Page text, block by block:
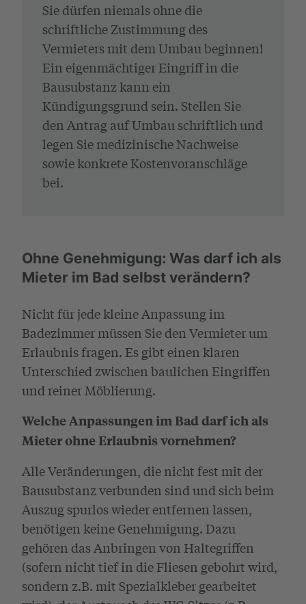
Sie dürfen niemals ohne die
schriftliche Zustimmung des
Vermieters mit dem Umbau beginnen!
Ein eigenmächtiger Eingriff in die
Bausubstanz kann ein
Kündigungsgrund sein. Stellen Sie
den Antrag auf Umbau schriftlich und
legen Sie medizinische Nachweise
sowie konkrete Kostenvoranschläge
bei.
Ohne Genehmigung: Was darf ich als
Mieter im Bad selbst verändern?
Nicht für jede kleine Anpassung im
Badezimmer müssen Sie den Vermieter um
Erlaubnis fragen. Es gibt einen klaren
Unterschied zwischen baulichen Eingriffen
und reiner Möblierung.
Welche Anpassungen im Bad darf ich als
Mieter ohne Erlaubnis vornehmen?
Alle Veränderungen, die nicht fest mit der
Bausubstanz verbunden sind und sich beim
Auszug spurlos wieder entfernen lassen,
benötigen keine Genehmigung. Dazu
gehören das Anbringen von Haltegriffen
(sofern nicht tief in die Fliesen gebohrt wird,
sondern z.B. mit Spezialkleber gearbeitet